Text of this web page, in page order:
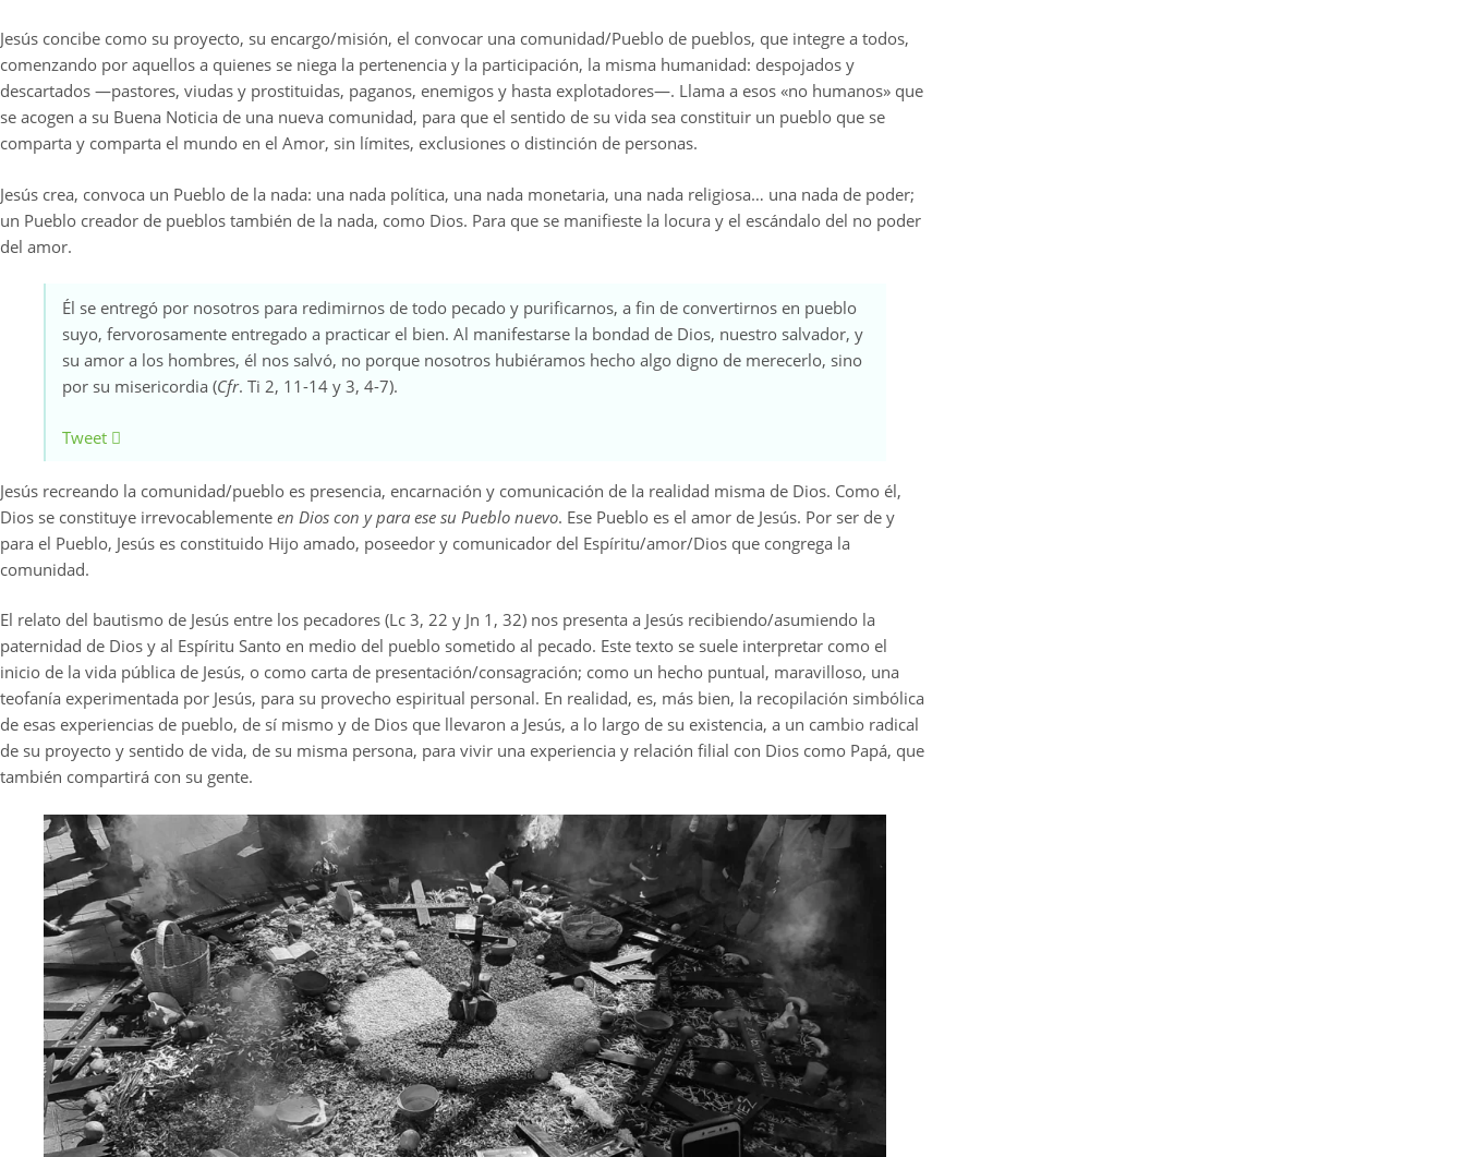
Jesús concibe como su proyecto, su encargo/misión, el convocar una comunidad/Pueblo de pueblos, que integre a todos,
comenzando por aquellos a quienes se niega la pertenencia y la participación, la misma humanidad: despojados y
descartados —pastores, viudas y prostituidas, paganos, enemigos y hasta explotadores—. Llama a esos «no humanos» que
se acogen a su Buena Noticia de una nueva comunidad, para que el sentido de su vida sea constituir un pueblo que se
comparta y comparta el mundo en el Amor, sin límites, exclusiones o distinción de personas.
Jesús crea, convoca un Pueblo de la nada: una nada política, una nada monetaria, una nada religiosa… una nada de poder;
un Pueblo creador de pueblos también de la nada, como Dios. Para que se manifieste la locura y el escándalo del no poder
del amor.
Él se entregó por nosotros para redimirnos de todo pecado y purificarnos, a fin de convertirnos en pueblo
suyo, fervorosamente entregado a practicar el bien. Al manifestarse la bondad de Dios, nuestro salvador, y
su amor a los hombres, él nos salvó, no porque nosotros hubiéramos hecho algo digno de merecerlo, sino
por su misericordia (Cfr. Ti 2, 11-14 y 3, 4-7).
Tweet
Jesús recreando la comunidad/pueblo es presencia, encarnación y comunicación de la realidad misma de Dios. Como él,
Dios se constituye irrevocablemente en Dios con y para ese su Pueblo nuevo. Ese Pueblo es el amor de Jesús. Por ser de y
para el Pueblo, Jesús es constituido Hijo amado, poseedor y comunicador del Espíritu/amor/Dios que congrega la
comunidad.
El relato del bautismo de Jesús entre los pecadores (Lc 3, 22 y Jn 1, 32) nos presenta a Jesús recibiendo/asumiendo la
paternidad de Dios y al Espíritu Santo en medio del pueblo sometido al pecado. Este texto se suele interpretar como el
inicio de la vida pública de Jesús, o como carta de presentación/consagración; como un hecho puntual, maravilloso, una
teofanía experimentada por Jesús, para su provecho espiritual personal. En realidad, es, más bien, la recopilación simbólica
de esas experiencias de pueblo, de sí mismo y de Dios que llevaron a Jesús, a lo largo de su existencia, a un cambio radical
de su proyecto y sentido de vida, de su misma persona, para vivir una experiencia y relación filial con Dios como Papá, que
también compartirá con su gente.